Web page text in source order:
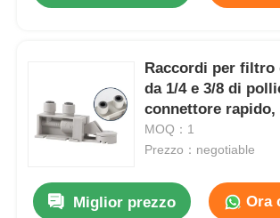
Raccordi per filtro
da 1/4 e 3/8 di
connettore
perdite d'acqua
MOQ：1
Prezzo：negotiable
Miglior prezzo Ora